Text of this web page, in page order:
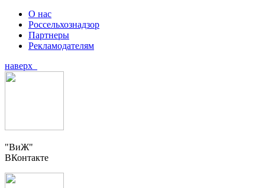
О нас
Россельхознадзор
Партнеры
Рекламодателям
наверх
"ВиЖ"
ВКонтакте